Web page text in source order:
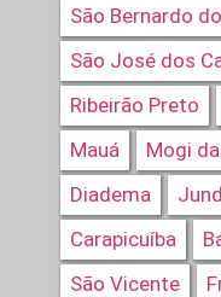
São Bernardo
São José dos
Ribeirão Preto
Mauá
Mogi
Diadema
Carapicuíba
São Vicente